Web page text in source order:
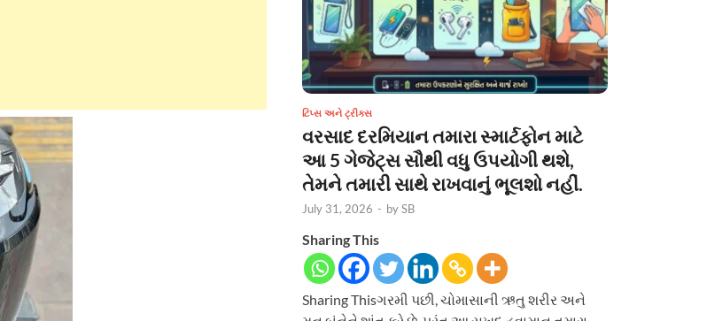
ટિપ્સ અને ટ્રીક્સ
વરસાદ દરમિયાન તમારા સ્માર્ટફોન માટે
આ 5 ગેજેટ્સ સૌથી વધુ ઉપયોગી થશે,
તેમને તમારી સાથે રાખવાનું ભૂલશો નહીં.
July 31, 2026 - bySB
Sharing This
Sharing Thisગરમી પછી, ચોમાસાની ઋતુ શરીર અને